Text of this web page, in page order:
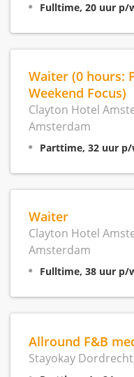
Fulltime, 20 uur p/
Waiter (0 hours:
Weekend Focus)
Clayton Hotel
Amsterdam
Parttime, 32 uur
Waiter
Clayton Hotel
Amsterdam
Fulltime, 38 uur p/
Allround F&B
Stayokay